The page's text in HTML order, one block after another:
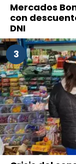
Mercados
con
DNI
3